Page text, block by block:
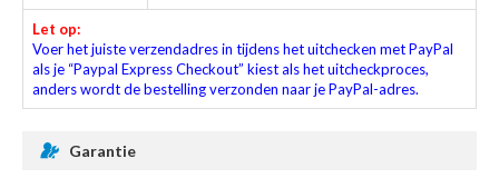
Let op:
Voer het juiste verzendadres in tijdens het uitchecken met PayPal
als je “Paypal Express Checkout” kiest als het uitcheckproces,
anders wordt de bestelling verzonden naar je PayPal-adres.
Garantie